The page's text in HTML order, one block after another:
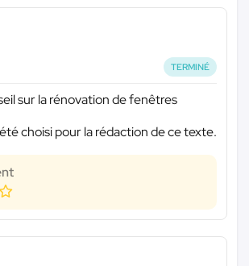
TERMINÉ
sur la rénovation de fenêtres
choisi pour la rédaction de ce texte.